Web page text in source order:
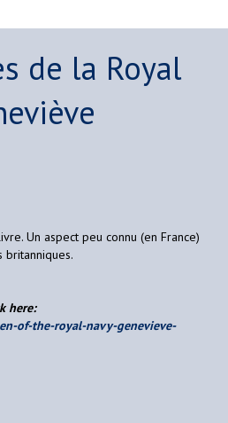
de la Royal
Un aspect peu connu (en France)
here:
of-the-royal-navy-genevieve-